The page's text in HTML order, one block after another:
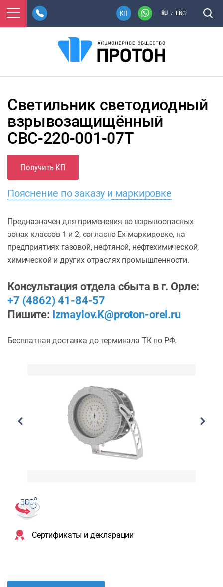
RU / ENG
Светильник светодиодный
взрывозащищённый
СВС-220-001-07Т
Получить КП
Пояснение по заказу и маркировке
Предназначен для применения во взрывоопасных
зонах классов 1 и 2, согласно Ех-маркировке, на
предприятиях газовой, нефтяной, нефтехимической,
химической и других отраслях промышленности.
Консультация отдела сбыта в г. Орле:
+7 (4862) 41-84-57
Пишите: Izmaylov.K@proton-orel.ru
Бесплатная доставка до терминала ТК по РФ.
Сертификаты и декларации